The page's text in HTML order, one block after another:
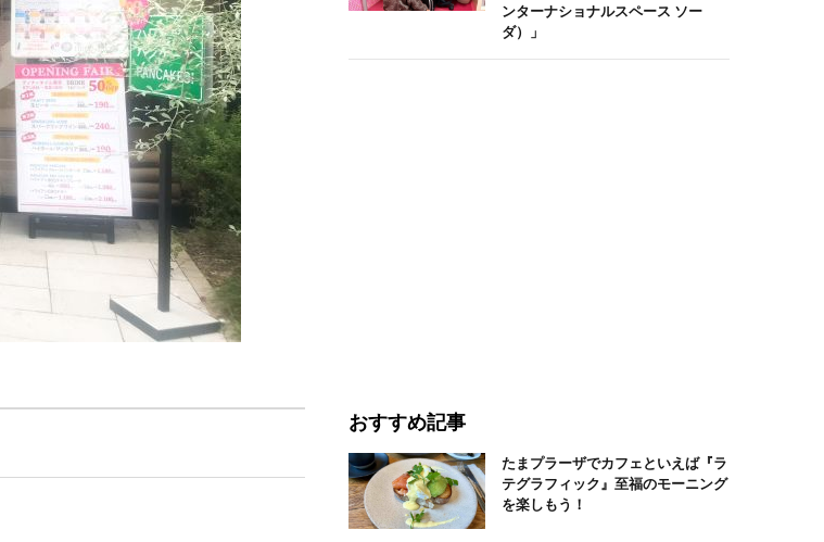
ンターナショナルスペース ソー
ダ）」
おすすめ記事
たまプラーザでカフェといえば『ラ
テグラフィック』至福のモーニング
を楽しもう！